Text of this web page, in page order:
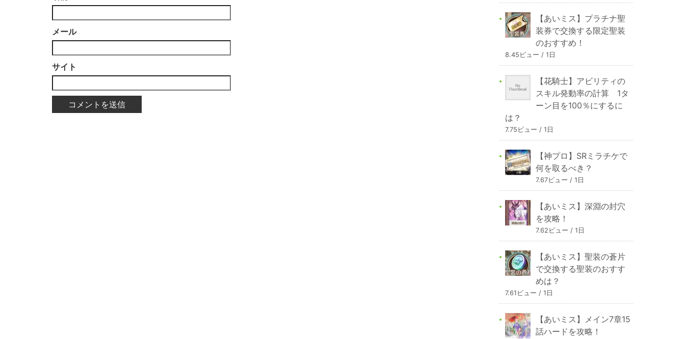
メール
サイト
【あいミス】プラチナ聖
装券で交換する限定聖装
のおすすめ！
8.45ビュー / 1日
【花騎士】アビリティの
スキル発動率の計算 1タ
ーン目を100％にするに
は？
7.75ビュー / 1日
【神プロ】SRミラチケで
何を取るべき？
7.67ビュー / 1日
【あいミス】深淵の封穴
を攻略！
7.62ビュー / 1日
【あいミス】聖装の蒼片
で交換する聖装のおすす
めは？
7.61ビュー / 1日
【あいミス】メイン7章15
話ハードを攻略！